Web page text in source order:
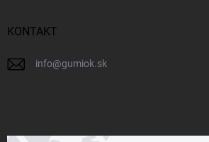
KONTAKT
info@gumiok.sk